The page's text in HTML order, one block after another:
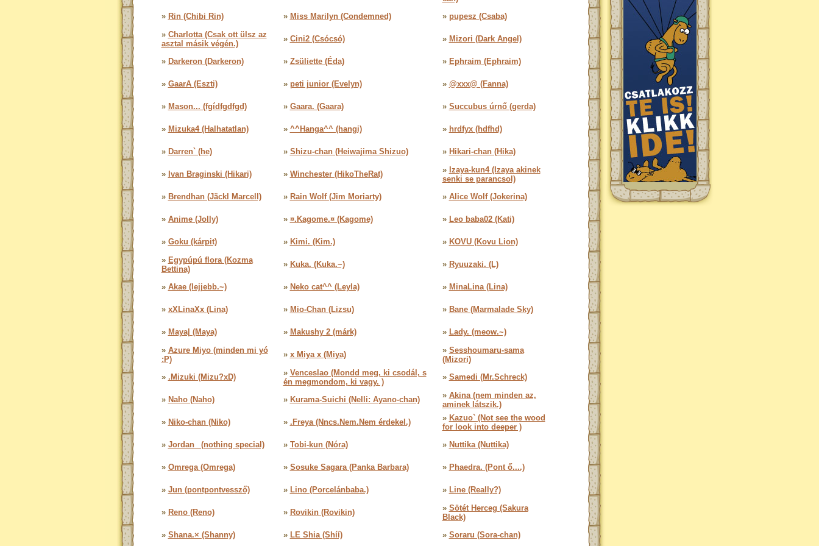
» Rin (Chibi Rin) » Miss Marilyn (Condemned) » pupesz (Csaba)
» Charlotta (Csak ott ülsz az
asztal másik végén.)
» Cini2 (Csócsó) » Mizori (Dark Angel)
» Darkeron (Darkeron) » Zsüliette (Éda) » Ephraim (Ephraim)
» GaarA (Eszti) » peti junior (Evelyn) » @xxx@ (Fanna)
» Mason... (fgídfgdfgd) » Gaara. (Gaara) » Succubus úrnő (gerda)
» Mizuka4 (Halhatatlan) » ^^Hanga^^ (hangi) » hrdfyx (hdfhd)
» Darren` (he) » Shizu-chan (Heiwajima Shizuo) » Hikari-chan (Hika)
» Ivan Braginski (Hikari) » Winchester (HikoTheRat) » Izaya-kun4 (Izaya akinek
senki se parancsol)
» Brendhan (Jäckl Marcell) » Rain Wolf (Jim Moriarty) » Alice Wolf (Jokerina)
» Anime (Jolly) » ¤.Kagome.¤ (Kagome) » Leo baba02 (Kati)
» Goku (kárpit) » Kimi. (Kim.) » KOVU (Kovu Lion)
» Egypúpú flora (Kozma
Bettina)
» Kuka. (Kuka.~) » Ryuuzaki. (L)
» Akae (lejjebb.~) » Neko cat^^ (Leyla) » MinaLina (Lina)
» xXLinaXx (Lina) » Mio-Chan (Lizsu) » Bane (Marmalade Sky)
» Maya| (Maya) » Makushy 2 (márk) » Lady. (meow.~)
» Azure Miyo (minden mi yó
:P)
» x Miya x (Miya) » Sesshoumaru-sama
(Mizori)
» .Mizuki (Mizu?xD) » Venceslao (Mondd meg, ki csodál, s
én megmondom, ki vagy. )
» Samedi (Mr.Schreck)
» Naho (Naho) » Kurama-Suichi (Nelli: Ayano-chan) » Akina (nem minden az,
aminek látszik.)
» Niko-chan (Niko) » .Freya (Nncs.Nem.Nem érdekel.) » Kazuo` (Not see the wood
for look into deeper )
» Jordan_ (nothing special) » Tobi-kun (Nóra) » Nuttika (Nuttika)
» Omrega (Omrega) » Sosuke Sagara (Panka Barbara) » Phaedra. (Pont ő....)
» Jun (pontpontvessző) » Lino (Porcelánbaba.) » Line (Really?)
» Reno (Reno) » Rovikin (Rovikin) » Sötét Herceg (Sakura
Black)
» Shana.× (Shanny) » LE Shia (Shíí) » Soraru (Sora-chan)